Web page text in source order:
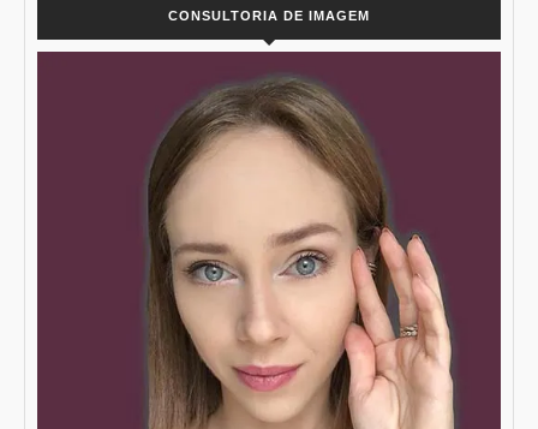
CONSULTORIA DE IMAGEM